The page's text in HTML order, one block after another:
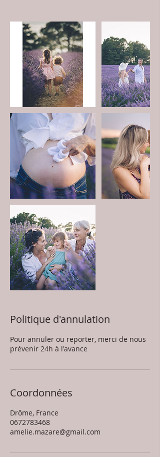
Politique d'annulation
Pour annuler ou reporter, merci de nous
prévenir 24h à l'avance
Coordonnées
Drôme, France
0672783468
amelie.mazare@gmail.com